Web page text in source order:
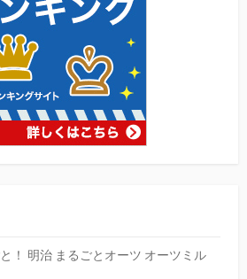
！ 明治 まるごとオーツ オーツミル